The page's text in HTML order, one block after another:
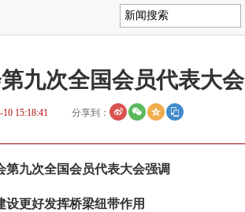
九次全国会员代表大会
10 15:18:41 分享到：
第九次全国会员代表大会强调
设更好发挥桥梁纽带作用